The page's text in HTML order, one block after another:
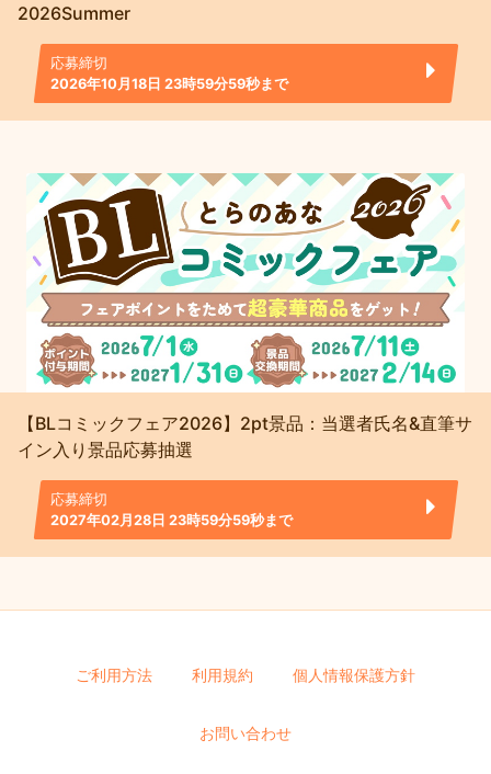
2026Summer
応募締切
2026年10月18日 23時59分59秒まで
【BLコミックフェア2026】2pt景品：当選者氏名&直筆サ
イン入り景品応募抽選
応募締切
2027年02月28日 23時59分59秒まで
ご利用方法 利用規約 個人情報保護方針
お問い合わせ